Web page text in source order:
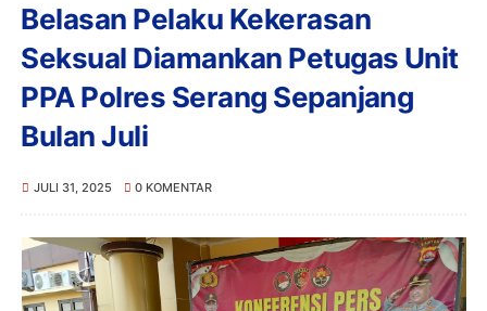
Belasan Pelaku Kekerasan
Seksual Diamankan Petugas Unit
PPA Polres Serang Sepanjang
Bulan Juli
JULI 31, 2025 0 KOMENTAR